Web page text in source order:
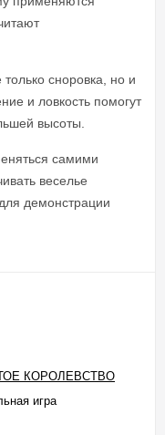
сноровка, но и
и ловкость помогут
высоты.
самими
веселье
демонстрации
КОРОЛЕВСТВО
игра